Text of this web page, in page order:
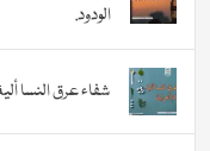
الودود.
شفاء عرق النسا